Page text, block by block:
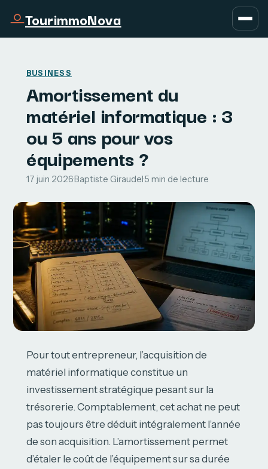
TourimmoNova
BUSINESS
Amortissement du
matériel informatique : 3
ou 5 ans pour vos
équipements ?
17 juin 2026·Baptiste Giraudel·5 min de lecture
Pour tout entrepreneur, l’acquisition de
matériel informatique constitue un
investissement stratégique pesant sur la
trésorerie. Comptablement, cet achat ne peut
pas toujours être déduit intégralement l’année
de son acquisition. L’amortissement permet
d’étaler le coût de l’équipement sur sa durée